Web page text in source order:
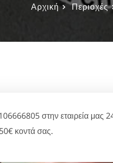
Αρχική Περιοχές
στην εταιρεία μας
κοντά σας.